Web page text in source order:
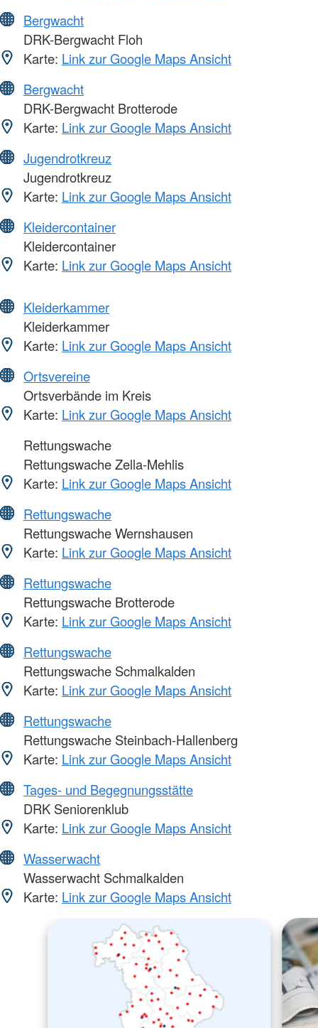
Bergwacht
DRK-Bergwacht Floh
Karte: Link zur Google Maps Ansicht
Bergwacht
DRK-Bergwacht Brotterode
Karte: Link zur Google Maps Ansicht
Jugendrotkreuz
Jugendrotkreuz
Karte: Link zur Google Maps Ansicht
Kleidercontainer
Kleidercontainer
Karte: Link zur Google Maps Ansicht
Kleiderkammer
Kleiderkammer
Karte: Link zur Google Maps Ansicht
Ortsvereine
Ortsverbände im Kreis
Karte: Link zur Google Maps Ansicht
Rettungswache
Rettungswache Zella-Mehlis
Karte: Link zur Google Maps Ansicht
Rettungswache
Rettungswache Wernshausen
Karte: Link zur Google Maps Ansicht
Rettungswache
Rettungswache Brotterode
Karte: Link zur Google Maps Ansicht
Rettungswache
Rettungswache Schmalkalden
Karte: Link zur Google Maps Ansicht
Rettungswache
Rettungswache Steinbach-Hallenberg
Karte: Link zur Google Maps Ansicht
Tages- und Begegnungsstätte
DRK Seniorenklub
Karte: Link zur Google Maps Ansicht
Wasserwacht
Wasserwacht Schmalkalden
Karte: Link zur Google Maps Ansicht